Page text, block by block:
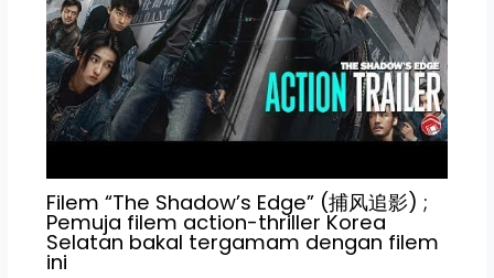
Filem “The Shadow’s Edge” (捕风追影) ;
Pemuja filem action-thriller Korea
Selatan bakal tergamam dengan filem
ini